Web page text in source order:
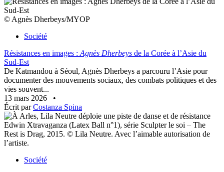
© Agnès Dherbeys/MYOP
Société
Résistances en images : Agnès Dherbeys de la Corée à l’Asie du
Sud-Est
De Katmandou à Séoul, Agnès Dherbeys a parcouru l’Asie pour
documenter des mouvements sociaux, des combats politiques et des
vies souvent...
13 mars 2026
•
Écrit parCostanza Spina
Edwin Xtravaganza (Latex Ball n°1), série Sculpter le soi – The
Rest is Drag, 2015. © Lila Neutre. Avec l’aimable autorisation de
l’artiste.
Société